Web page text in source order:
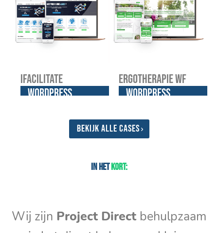
iFacilitate
WordPress
Ergotherapie WF
WordPress
Bekijk alle cases
In hetkort:
Wij zijn Project Direct behulpzaam